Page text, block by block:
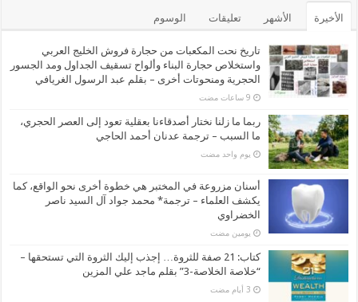
الأخيرة الأشهر تعليقات الوسوم
تاريخ نحت المكعبات من حجارة فروش الخليج العربي
واستخلاص حجارة البناء وألواح تسقيف الجداول ومد الجسور
الحجرية ومنحوتات أخرى – بقلم عبد الرسول الغريافي
ربما ما زلنا نختار أصدقاءنا بعقلية تعود إلى العصر الحجري،
ما السبب – ترجمة عدنان أحمد الحاجي
‏يوم واحد مضت
أسنان مزروعة في المختبر هي خطوة أخرى نحو الواقع، كما
يكشف العلماء – ترجمة* محمد جواد آل السيد ناصر
الخضراوي
‏يومين مضت
كتاب: 21 صفة للثروة… إجذب إليك الثروة التي تستحقها –
“خلاصة الخلاصة-3” بقلم ماجد علي المزين